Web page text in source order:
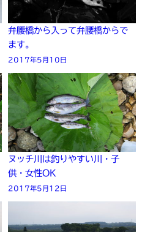
弁腰橋から入って弁腰橋からで
ます。
2017年5月10日
ヌッチ川は釣りやすい川・子
供・女性OK
2017年5月12日